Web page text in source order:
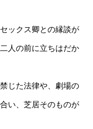
ックス卿との縁談が
人の前に立ちはだか
じた法律や、劇場の
い、芝居そのものが